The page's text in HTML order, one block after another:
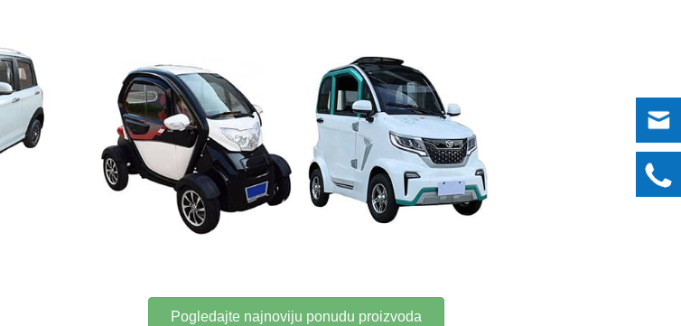
Pogledajte najnoviju ponudu proizvoda